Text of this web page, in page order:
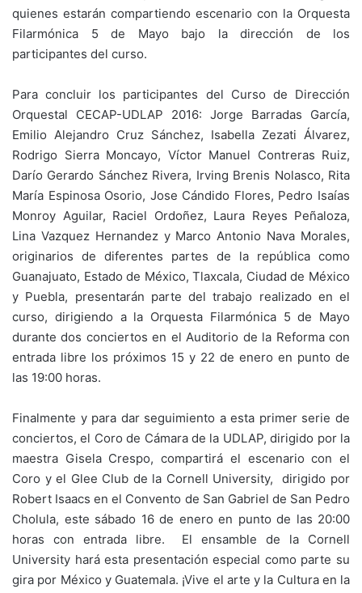
quienes estarán compartiendo escenario con la Orquesta
Filarmónica 5 de Mayo bajo la dirección de los
participantes del curso.
Para concluir los participantes del Curso de Dirección
Orquestal CECAP-UDLAP 2016: Jorge Barradas García,
Emilio Alejandro Cruz Sánchez, Isabella Zezati Álvarez,
Rodrigo Sierra Moncayo, Víctor Manuel Contreras Ruiz,
Darío Gerardo Sánchez Rivera, Irving Brenis Nolasco, Rita
María Espinosa Osorio, Jose Cándido Flores, Pedro Isaías
Monroy Aguilar, Raciel Ordoñez, Laura Reyes Peñaloza,
Lina Vazquez Hernandez y Marco Antonio Nava Morales,
originarios de diferentes partes de la república como
Guanajuato, Estado de México, Tlaxcala, Ciudad de México
y Puebla, presentarán parte del trabajo realizado en el
curso, dirigiendo a la Orquesta Filarmónica 5 de Mayo
durante dos conciertos en el Auditorio de la Reforma con
entrada libre los próximos 15 y 22 de enero en punto de
las 19:00 horas.
Finalmente y para dar seguimiento a esta primer serie de
conciertos, el Coro de Cámara de la UDLAP, dirigido por la
maestra Gisela Crespo, compartirá el escenario con el
Coro y el Glee Club de la Cornell University, dirigido por
Robert Isaacs en el Convento de San Gabriel de San Pedro
Cholula, este sábado 16 de enero en punto de las 20:00
horas con entrada libre. El ensamble de la Cornell
University hará esta presentación especial como parte su
gira por México y Guatemala. ¡Vive el arte y la Cultura en la